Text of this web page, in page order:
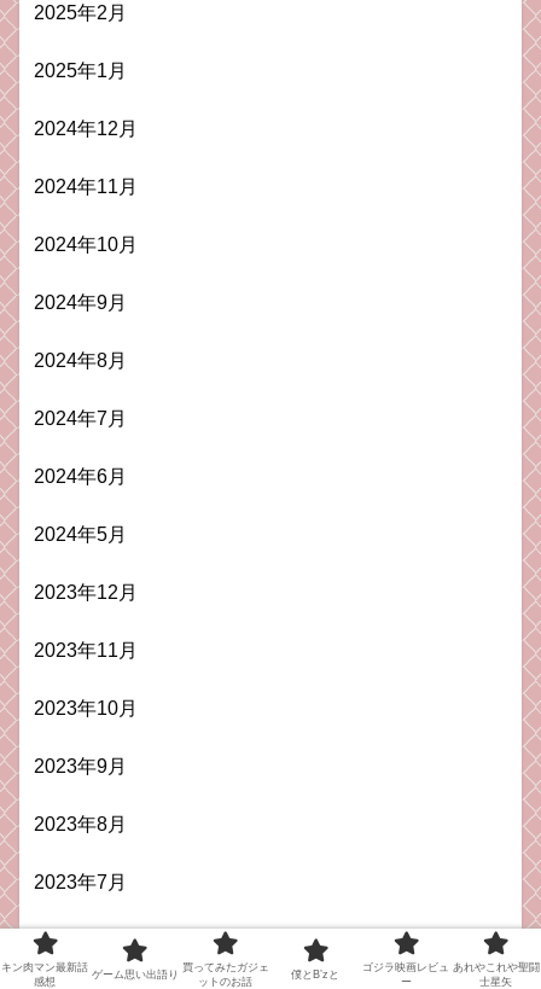
2025年2月
2025年1月
2024年12月
2024年11月
2024年10月
2024年9月
2024年8月
2024年7月
2024年6月
2024年5月
2023年12月
2023年11月
2023年10月
2023年9月
2023年8月
2023年7月
2023年6月
キン肉マン最新話
感想
ゲーム思い出語り
買ってみたガジェ
ットのお話
僕とB’zと
ゴジラ映画レビュ
ー
あれやこれや聖闘
士星矢